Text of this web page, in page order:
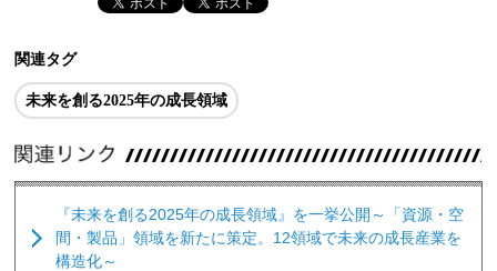
関連タグ
未来を創る2025年の成長領域
『未来を創る2025年の成長領域』を一挙公開～「資源・空
間・製品」領域を新たに策定。12領域で未来の成長産業を
構造化～